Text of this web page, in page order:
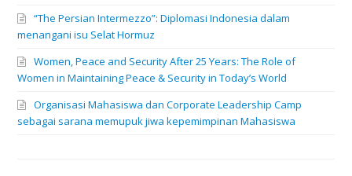
“The Persian Intermezzo”: Diplomasi Indonesia dalam
menangani isu Selat Hormuz
Women, Peace and Security After 25 Years: The Role of
Women in Maintaining Peace & Security in Today’s World
Organisasi Mahasiswa dan Corporate Leadership Camp
sebagai sarana memupuk jiwa kepemimpinan Mahasiswa